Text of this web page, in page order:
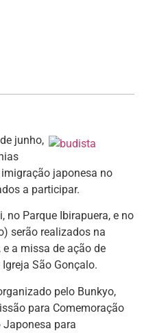
junho,
japonesa no
a participar.
no Parque Ibirapuera, e no
serão realizados na
a missa de ação de
São Gonçalo.
pelo Bunkyo,
para Comemoração
para